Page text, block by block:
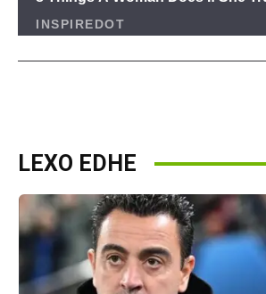
LEXO EDHE